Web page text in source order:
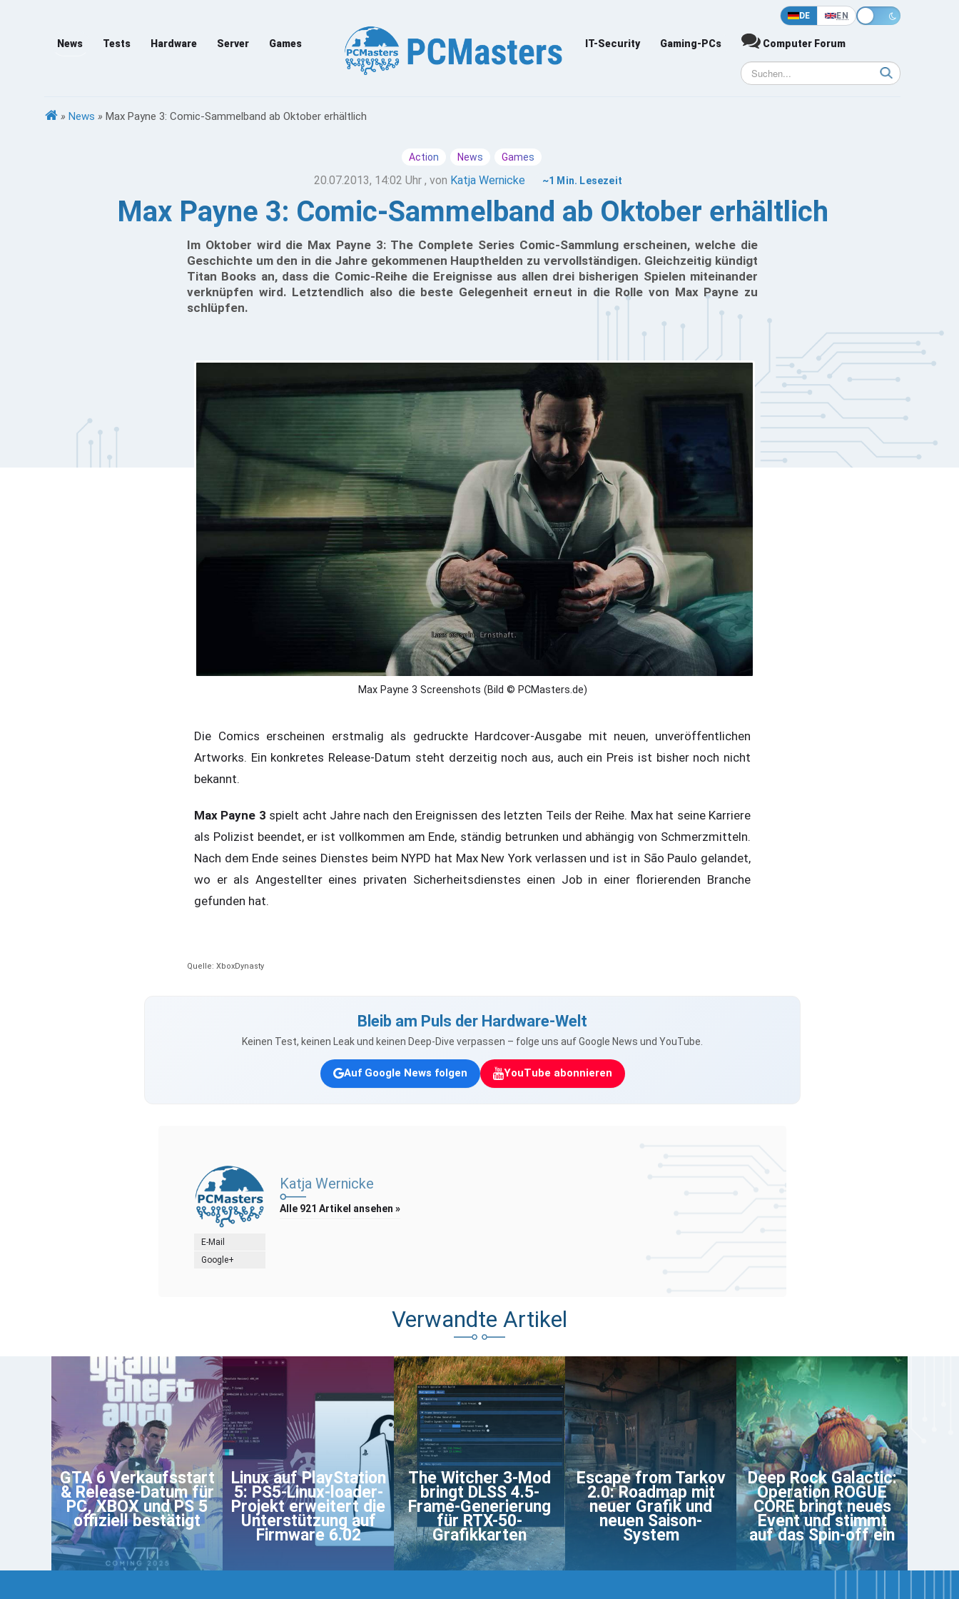
DE EN
News Tests Hardware Server Games IT-Security Gaming-PCs Computer Forum
» News » Max Payne 3: Comic-Sammelband ab Oktober erhältlich
Action News Games
20.07.2013, 14:02 Uhr , von Katja Wernicke ~1 Min. Lesezeit
Max Payne 3: Comic-Sammelband ab Oktober erhältlich
Im Oktober wird die Max Payne 3: The Complete Series Comic-Sammlung erscheinen, welche die
Geschichte um den in die Jahre gekommenen Haupthelden zu vervollständigen. Gleichzeitig kündigt
Titan Books an, dass die Comic-Reihe die Ereignisse aus allen drei bisherigen Spielen miteinander
verknüpfen wird. Letztendlich also die beste Gelegenheit erneut in die Rolle von Max Payne zu
schlüpfen.
Max Payne 3 Screenshots (Bild © PCMasters.de)
Die Comics erscheinen erstmalig als gedruckte Hardcover-Ausgabe mit neuen, unveröffentlichen
Artworks. Ein konkretes Release-Datum steht derzeitig noch aus, auch ein Preis ist bisher noch nicht
bekannt.
Max Payne 3 spielt acht Jahre nach den Ereignissen des letzten Teils der Reihe. Max hat seine Karriere
als Polizist beendet, er ist vollkommen am Ende, ständig betrunken und abhängig von Schmerzmitteln.
Nach dem Ende seines Dienstes beim NYPD hat Max New York verlassen und ist in São Paulo gelandet,
wo er als Angestellter eines privaten Sicherheitsdienstes einen Job in einer florierenden Branche
gefunden hat.
Quelle: XboxDynasty
Bleib am Puls der Hardware-Welt
Keinen Test, keinen Leak und keinen Deep-Dive verpassen – folge uns auf Google News und YouTube.
Auf Google News folgen YouTube abonnieren
E-Mail
Google+
Katja Wernicke
Alle 921 Artikel ansehen »
Verwandte Artikel
GTA 6 Verkaufsstart
& Release-Datum für
PC, XBOX und PS 5
offiziell bestätigt
Linux auf PlayStation
5: PS5-Linux-loader-
Projekt erweitert die
Unterstützung auf
Firmware 6.02
The Witcher 3-Mod
bringt DLSS 4.5-
Frame-Generierung
für RTX-50-
Grafikkarten
Escape from Tarkov
2.0: Roadmap mit
neuer Grafik und
neuen Saison-
System
Deep Rock Galactic:
Operation ROGUE
CORE bringt neues
Event und stimmt
auf das Spin-off ein